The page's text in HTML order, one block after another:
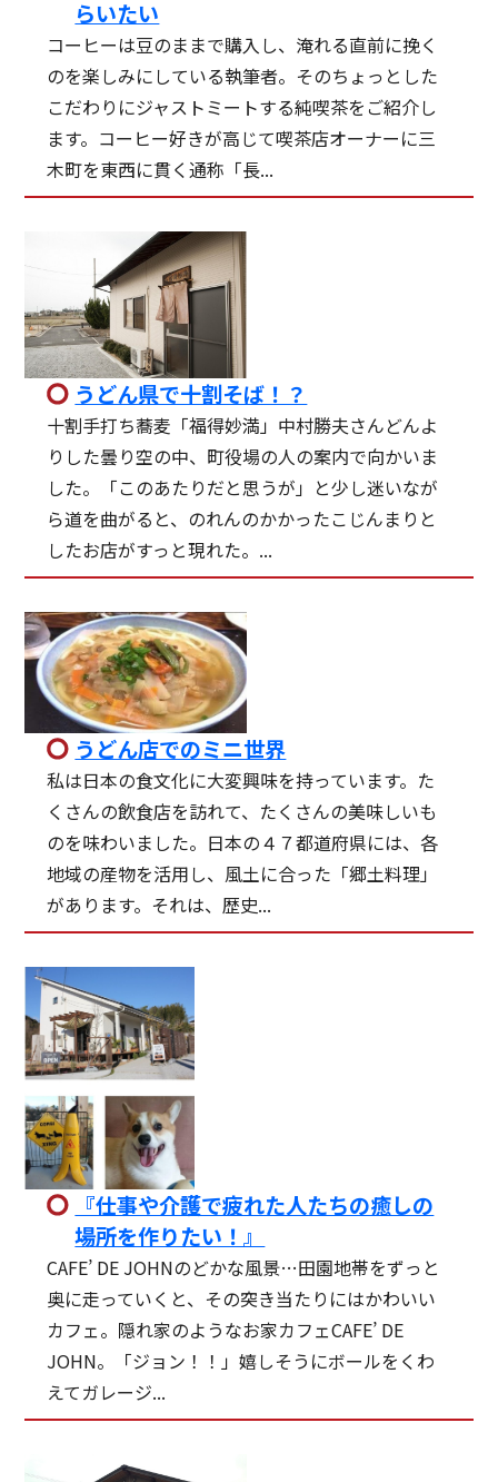
らいたい
コーヒーは豆のままで購入し、淹れる直前に挽く
のを楽しみにしている執筆者。そのちょっとした
こだわりにジャストミートする純喫茶をご紹介し
ます。コーヒー好きが高じて喫茶店オーナーに三
木町を東西に貫く通称「長...
うどん県で十割そば！？
十割手打ち蕎麦「福得妙満」中村勝夫さんどんよ
りした曇り空の中、町役場の人の案内で向かいま
した。「このあたりだと思うが」と少し迷いなが
ら道を曲がると、のれんのかかったこじんまりと
したお店がすっと現れた。...
うどん店でのミニ世界
私は日本の食文化に大変興味を持っています。た
くさんの飲食店を訪れて、たくさんの美味しいも
のを味わいました。日本の４７都道府県には、各
地域の産物を活用し、風土に合った「郷土料理」
があります。それは、歴史...
『仕事や介護で疲れた人たちの癒しの
場所を作りたい！』
CAFE’ DE JOHNのどかな風景…田園地帯をずっと
奥に走っていくと、その突き当たりにはかわいい
カフェ。隠れ家のようなお家カフェCAFE’ DE
JOHN。「ジョン！！」嬉しそうにボールをくわ
えてガレージ...